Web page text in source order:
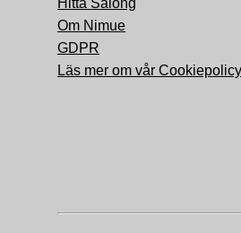
Om Nimue
GDPR
Läs mer om vår Cookiepolicy